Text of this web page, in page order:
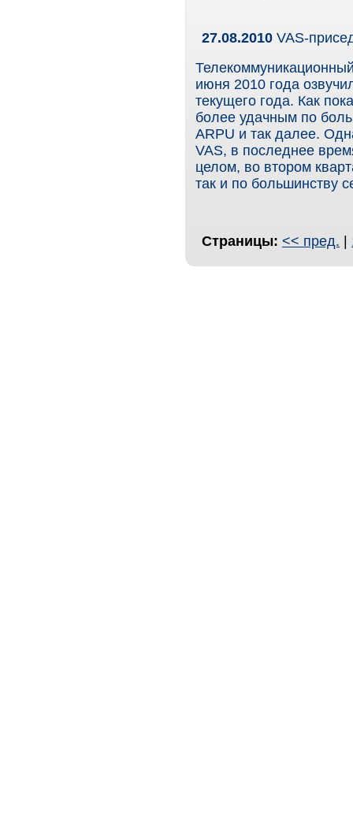
27.08.2010 VAS-
июня 2010 года
текущего года. Как
более удачным по
ARPU и так далее.
VAS, в последнее
целом, во втором
так и по большинству
Страницы: << пред. |